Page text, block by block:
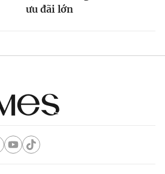
ưu đãi lớn